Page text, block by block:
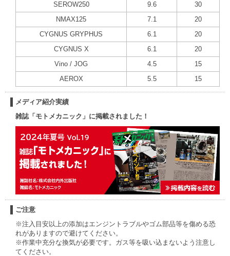
SEROW250
9.6
30
NMAX125
7.1
20
CYGNUS GRYPHUS
6.1
20
CYGNUS X
6.1
20
Vino / JOG
4.5
15
AEROX
5.5 15
メディア紹介実績
雑誌「モトメカニック」に掲載されました！
ご注意
※注入目安以上の添加はエンジントラブルやゴム部品等を傷める恐
れがありますので避けてください。
※作業中充分な換気が必要です。ガス等を吸い込まないよう注意し
てください。